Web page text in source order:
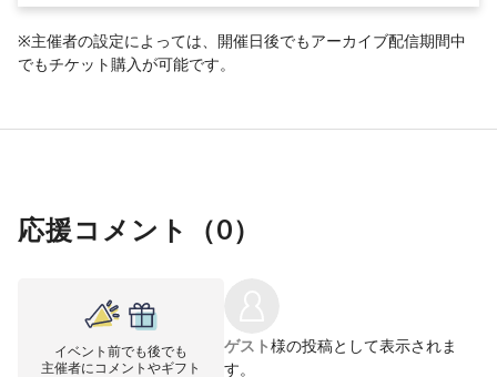
※主催者の設定によっては、開催日後でもアーカイブ配信期間中
でもチケット購入が可能です。
応援コメント（0）
イベント前でも後でも
主催者にコメントやギフト
ゲスト様の投稿として表示されま
す。